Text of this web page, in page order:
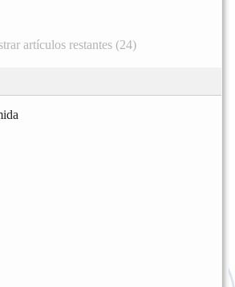
artículos restantes (24)